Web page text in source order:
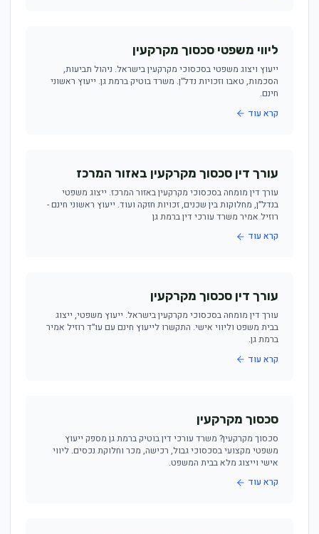
ליווי משפטי סכסוך מקרקעין
ייעוץ ויצוג משפטי בסכסוכי מקרקעין בישראל. ניהול תביעות,
הסכמות, טאבו וזכויות נדל״ן. משרד בוטיק ברמת גן. ייעוץ ראשוני
חינם.
קרא עוד
עורך דין סכסוך מקרקעין באזור המרכז
עורך דין מומחה בסכסוכי מקרקעין באזור המרכז. ייצוג משפטי
בנדל״ן, מחלוקות בין שכנים, זכויות חזקה ועוד. ייעוץ ראשוני חינם -
רוזיל אמיר משרד עורכי דין ברמת גן
קרא עוד
עורך דין סכסוך מקרקעין
עורך דין מומחה בסכסוכי מקרקעין בישראל. ייעוץ משפטי, ייצוג
בבית משפט וליווי אישי. התקשרו לייעוץ חינם עם עו״ד רוזיל אמיר
ברמת גן.
קרא עוד
סכסוך מקרקעין
סכסוך מקרקעין? משרד עורכי דין בוטיק ברמת גן מספק ייעוץ
משפטי מקצועי בסכסוכי גבול, רכישה, מכר וחלוקת נכסים. ליווי
אישי וייצוג מלא בבית המשפט.
קרא עוד